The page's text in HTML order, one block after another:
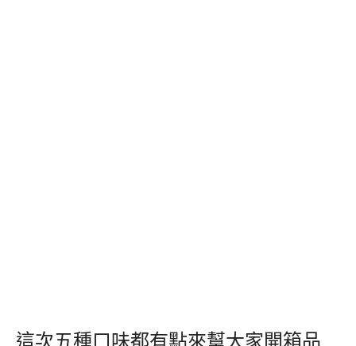
這次五種口味都有點來幫大家開箱品